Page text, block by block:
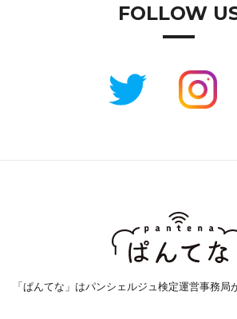
FOLLOW
「ぱんてな」はパンシェルジュ検定運営事務局